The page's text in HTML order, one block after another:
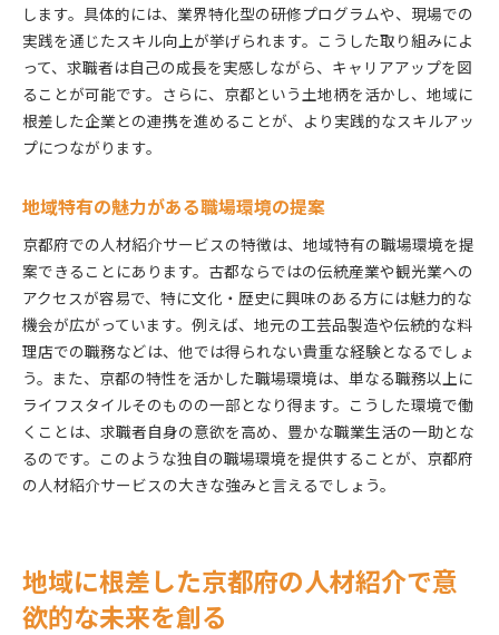
します。具体的には、業界特化型の研修プログラムや、現場での
実践を通じたスキル向上が挙げられます。こうした取り組みによ
って、求職者は自己の成長を実感しながら、キャリアアップを図
ることが可能です。さらに、京都という土地柄を活かし、地域に
根差した企業との連携を進めることが、より実践的なスキルアッ
プにつながります。
地域特有の魅力がある職場環境の提案
京都府での人材紹介サービスの特徴は、地域特有の職場環境を提
案できることにあります。古都ならではの伝統産業や観光業への
アクセスが容易で、特に文化・歴史に興味のある方には魅力的な
機会が広がっています。例えば、地元の工芸品製造や伝統的な料
理店での職務などは、他では得られない貴重な経験となるでしょ
う。また、京都の特性を活かした職場環境は、単なる職務以上に
ライフスタイルそのものの一部となり得ます。こうした環境で働
くことは、求職者自身の意欲を高め、豊かな職業生活の一助とな
るのです。このような独自の職場環境を提供することが、京都府
の人材紹介サービスの大きな強みと言えるでしょう。
地域に根差した京都府の人材紹介で意
欲的な未来を創る